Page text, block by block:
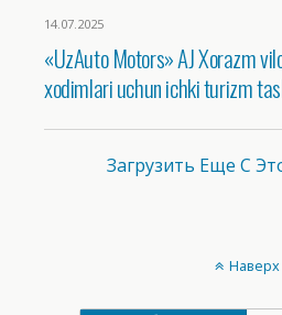
14.07.2025
«UzAuto Motors» AJ Xorazm
xodimlari uchun ichki turizm
Загрузить Еще С
Наверх